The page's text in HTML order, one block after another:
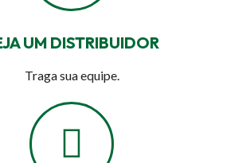
UM DISTRIBUIDOR
Traga sua equipe.